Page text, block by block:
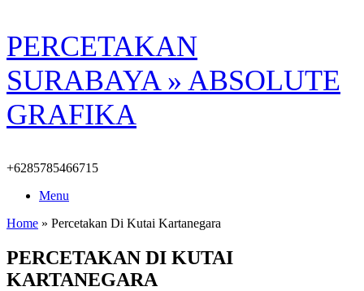
Skip
to
content
PERCETAKAN
SURABAYA » ABSOLUTE
GRAFIKA
+6285785466715
Menu
Home » Percetakan Di Kutai Kartanegara
PERCETAKAN DI KUTAI
KARTANEGARA